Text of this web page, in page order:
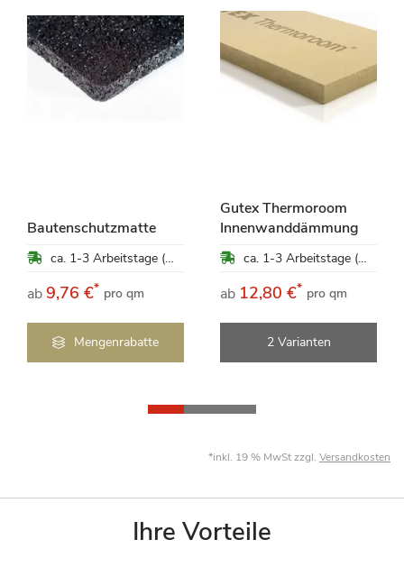
Bautenschutzmatte
ca. 1-3 Arbeitstage (Mo-Fr)
ab9,76 €* pro qm
Mengenrabatte
Gutex Thermoroom
Innenwanddämmung
ca. 1-3 Arbeitstage (Mo-Fr)
ab 12,80 €* pro qm
2 Varianten
*inkl. 19 % MwSt zzgl. Versandkosten
Ihre Vorteile